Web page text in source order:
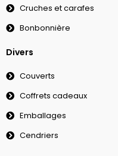
Cruches et carafes
Bonbonnière
Divers
Couverts
Coffrets cadeaux
Emballages
Cendriers